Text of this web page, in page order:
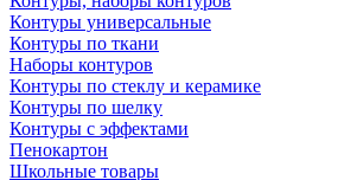
Контуры универсальные
Контуры по ткани
Наборы контуров
Контуры по стеклу и керамике
Контуры по шелку
Контуры с эффектами
Пенокартон
Школьные товары